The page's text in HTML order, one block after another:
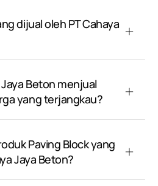
dijual oleh PT Cahaya
Beton menjual
yang terjangkau?
Paving Block yang
Jaya Beton?